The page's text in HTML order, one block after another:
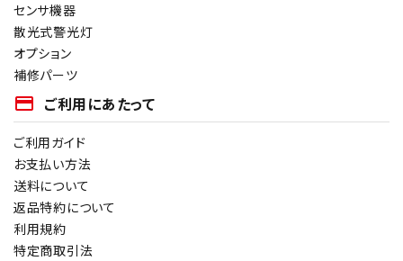
センサ機器
散光式警光灯
オプション
補修パーツ
payment ご利用にあたって
ご利用ガイド
お支払い方法
送料について
返品特約について
利用規約
特定商取引法